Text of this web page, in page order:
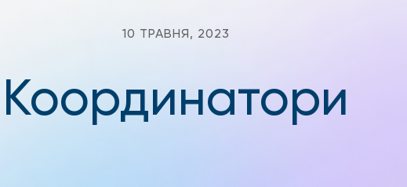
10 ТРАВНЯ, 2023
Координатори